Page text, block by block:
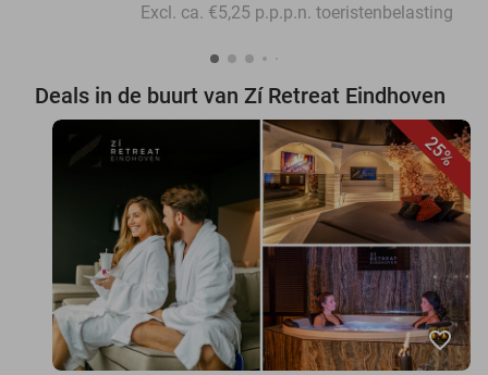
Excl. ca. €5,25 p.p.p.n. toeristenbelasting
Deals in de buurt van Zí Retreat Eindhoven
25%
favorite_border